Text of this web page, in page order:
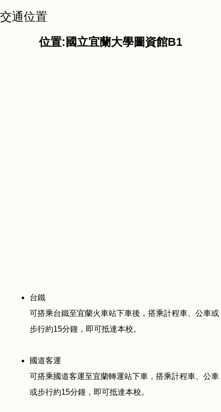
交通位置
位置:國立宜蘭大學圖資館B1
台鐵
可搭乘台鐵至宜蘭火車站下車後，搭乘計程車、公車或
步行約15分鐘，即可抵達本校。
國道客運
可搭乘國道客運至宜蘭轉運站下車，搭乘計程車、公車
或步行約15分鐘，即可抵達本校。